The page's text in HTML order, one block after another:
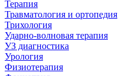
Терапия
Травматология и ортопедия
Трихология
Ударно-волновая терапия
УЗ диагностика
Урология
Физиотерапия